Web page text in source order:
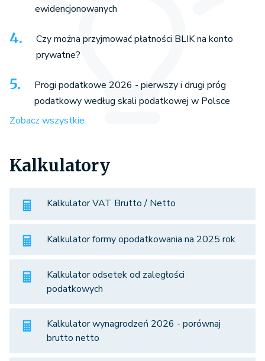
ewidencjonowanych
Czy można przyjmować płatności BLIK na konto
prywatne?
Progi podatkowe 2026 - pierwszy i drugi próg
podatkowy według skali podatkowej w Polsce
Zobacz wszystkie
Kalkulatory
Kalkulator VAT Brutto / Netto
Kalkulator formy opodatkowania na 2025 rok
Kalkulator odsetek od zaległości
podatkowych
Kalkulator wynagrodzeń 2026 - porównaj
brutto netto